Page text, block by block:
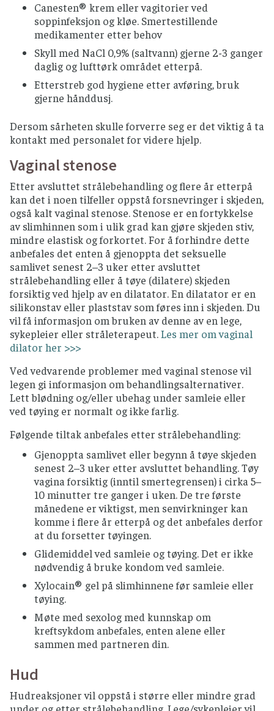
Canesten® krem eller vagitorier ved
soppinfeksjon og kløe. Smertestillende
medikamenter etter behov
Skyll med NaCl 0,9% (saltvann) gjerne 2-3 ganger
daglig og lufttørk området etterpå.
Etterstreb god hygiene etter avføring, bruk
gjerne hånddusj.
Dersom sårheten skulle forverre seg er det viktig å ta
kontakt med personalet for videre hjelp.
Vaginal stenose
Etter avsluttet strålebehandling og flere år etterpå
kan det i noen tilfeller oppstå forsnevringer i skjeden,
også kalt vaginal stenose. Stenose er en fortykkelse
av slimhinnen som i ulik grad kan gjøre skjeden stiv,
mindre elastisk og forkortet. For å forhindre dette
anbefales det enten å gjenoppta det seksuelle
samlivet senest 2–3 uker etter avsluttet
strålebehandling eller å tøye (dilatere) skjeden
forsiktig ved hjelp av en dilatator. En dilatator er en
silikonstav eller plaststav som føres inn i skjeden. Du
vil få informasjon om bruken av denne av en lege,
sykepleier eller stråleterapeut.Les mer om vaginal
dilator her >>>
Ved vedvarende problemer med vaginal stenose vil
legen gi informasjon om behandlingsalternativer.
Lett blødning og/eller ubehag under samleie eller
ved tøying er normalt og ikke farlig.
Følgende tiltak anbefales etter strålebehandling:
Gjenoppta samlivet eller begynn å tøye skjeden
senest 2–3 uker etter avsluttet behandling. Tøy
vagina forsiktig (inntil smertegrensen) i cirka 5–
10 minutter tre ganger i uken. De tre første
månedene er viktigst, men senvirkninger kan
komme i flere år etterpå og det anbefales derfor
at du forsetter tøyingen.
Glidemiddel ved samleie og tøying. Det er ikke
nødvendig å bruke kondom ved samleie.
Xylocain® gel på slimhinnene før samleie eller
tøying.
Møte med sexolog med kunnskap om
kreftsykdom anbefales, enten alene eller
sammen med partneren din.
Hud
Hudreaksjoner vil oppstå i større eller mindre grad